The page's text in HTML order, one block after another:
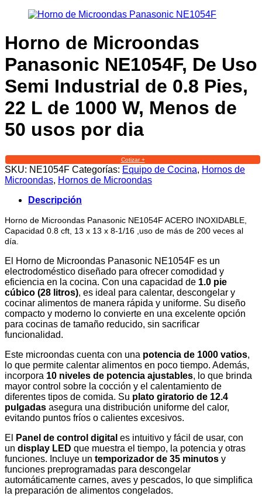
Horno de Microondas
Panasonic NE1054F, De Uso
Semi Industrial de 0.8 Pies,
22 L de 1000 W, Menos de
50 usos por dia
Cotizar +
SKU: NE1054F Categorías: Equipo de Cocina, Hornos de
Microondas, Hornos de Microondas
Descripción
Horno de Microondas Panasonic NE1054F ACERO INOXIDABLE,
Capacidad 0.8 cft, 13 x 13 x 8-1/16 ,uso de más de 200 veces al
día.
El Horno de Microondas Panasonic NE1054F es un
electrodoméstico diseñado para ofrecer comodidad y
eficiencia en la cocina. Con una capacidad de 1.0 pie
cúbico (28 litros), es ideal para calentar, descongelar y
cocinar alimentos de manera rápida y uniforme. Su diseño
compacto y moderno lo convierte en una excelente opción
para cocinas de tamaño reducido, sin sacrificar
funcionalidad.
Este microondas cuenta con una potencia de 1000 vatios,
lo que permite calentar alimentos en poco tiempo. Además,
incorpora 10 niveles de potencia ajustables, lo que brinda
mayor control sobre la cocción y el calentamiento de
diferentes tipos de comida. Su plato giratorio de 12.4
pulgadas asegura una distribución uniforme del calor,
evitando puntos fríos o calientes excesivos.
El
Panel de control digital es intuitivo y fácil de usar, con
un display LED que muestra el tiempo, la potencia y otras
funciones. Incluye un temporizador de 35 minutos y
funciones preprogramadas para descongelar
automáticamente carnes, aves y pescados, lo que simplifica
la preparación de alimentos congelados.